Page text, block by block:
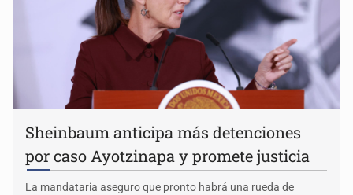
Sheinbaum anticipa más detenciones
por caso Ayotzinapa y promete justicia
La mandataria aseguro que pronto habrá una rueda de